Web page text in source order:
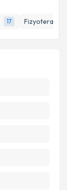
17 Fizyoterapi